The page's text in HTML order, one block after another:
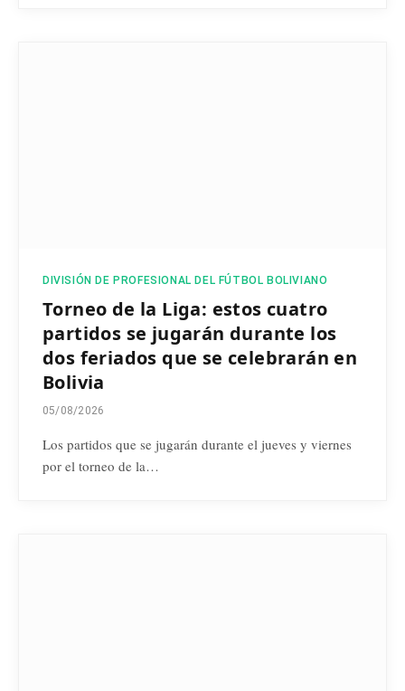
DIVISIÓN DE PROFESIONAL DEL FÚTBOL BOLIVIANO
Torneo de la Liga: estos cuatro
partidos se jugarán durante los
dos feriados que se celebrarán en
Bolivia
05/08/2026
Los partidos que se jugarán durante el jueves y viernes
por el torneo de la…